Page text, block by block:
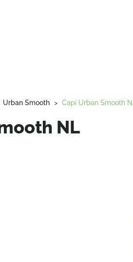
Urban Smooth > Capi Urban Smooth NL
NL